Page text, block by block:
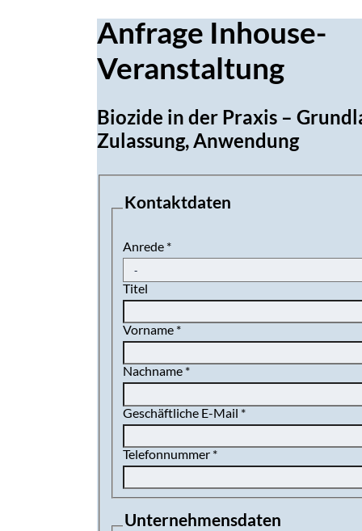
Anfrage Inhouse-
Veranstaltung
Biozide in der Praxis –
Zulassung, Anwendung
Kontaktdaten
Anrede *
Titel
Vorname *
Nachname *
Geschäftliche E-Mail *
Telefonnummer *
Unternehmensdaten